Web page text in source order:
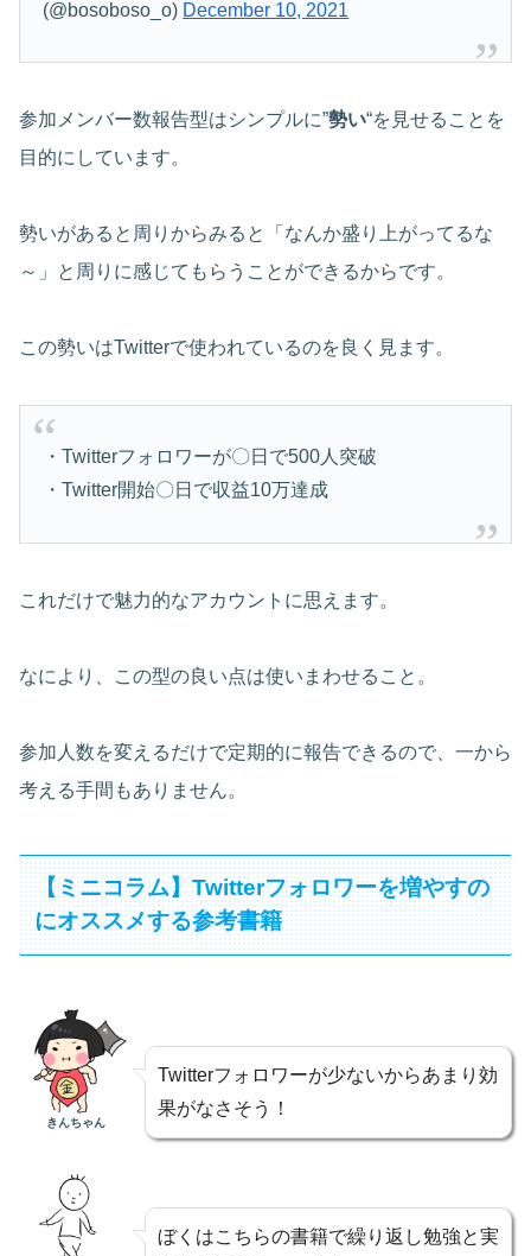
(@bosoboso_o) December 10, 2021
参加メンバー数報告型はシンプルに”勢い“を見せることを
目的にしています。
勢いがあると周りからみると「なんか盛り上がってるな
～」と周りに感じてもらうことができるからです。
この勢いはTwitterで使われているのを良く見ます。
・Twitterフォロワーが〇日で500人突破
・Twitter開始〇日で収益10万達成
これだけで魅力的なアカウントに思えます。
なにより、この型の良い点は使いまわせること。
参加人数を変えるだけで定期的に報告できるので、一から
考える手間もありません。
【ミニコラム】Twitterフォロワーを増やすの
にオススメする参考書籍
きんちゃん
Twitterフォロワーが少ないからあまり効
果がなさそう！
ぼくはこちらの書籍で繰り返し勉強と実